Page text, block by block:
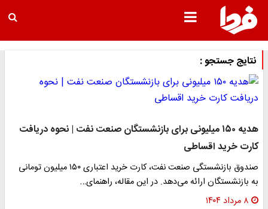
نتایج جستجو :
هدیه ۱۵۰ میلیونی برای بازنشستگان صنعت نفت | نحوه دریافت
کارت خرید اقساطی
صندوق بازنشستگی صنعت نفت، کارت خرید اعتباری ۱۵۰ میلیون تومانی
به بازنشستگان ارائه می‌دهد. در این مقاله، راهنمای…
۸ مرداد ۱۴۰۴